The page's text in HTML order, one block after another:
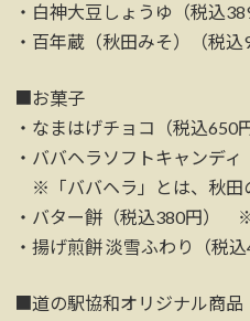
・白神大豆しょうゆ（税込
・百年蔵（秋田みそ）（税
■お菓子
・なまはげチョコ（税込
・ババヘラソフトキャンデ
※「ババヘラ」とは、秋田
・バター餅（税込380円）
・揚げ煎餅 淡雪ふわり（税
■道の駅協和オリジナル商品